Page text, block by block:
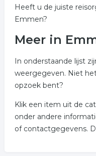
Heeft u de juiste
Emmen?
Meer in
In onderstaande lijst
weergegeven. Niet
opzoek bent?
Klik een item uit de
onder andere
of contactgegevens.